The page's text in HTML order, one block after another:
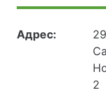
Адрес:
2